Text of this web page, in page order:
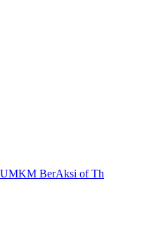
UMKM BerAksi of Th